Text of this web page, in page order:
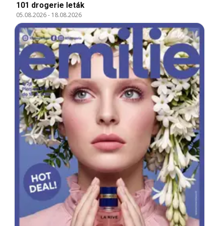
101 drogerie leták
05.08.2026- 18.08.2026